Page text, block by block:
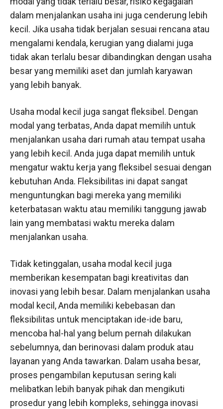
dalam menjalankan usaha ini juga cenderung lebih
kecil. Jika usaha tidak berjalan sesuai rencana atau
mengalami kendala, kerugian yang dialami juga
tidak akan terlalu besar dibandingkan dengan usaha
besar yang memiliki aset dan jumlah karyawan
yang lebih banyak.
Usaha modal kecil juga sangat fleksibel. Dengan
modal yang terbatas, Anda dapat memilih untuk
menjalankan usaha dari rumah atau tempat usaha
yang lebih kecil. Anda juga dapat memilih untuk
mengatur waktu kerja yang fleksibel sesuai dengan
kebutuhan Anda. Fleksibilitas ini dapat sangat
menguntungkan bagi mereka yang memiliki
keterbatasan waktu atau memiliki tanggung jawab
lain yang membatasi waktu mereka dalam
menjalankan usaha.
Tidak ketinggalan, usaha modal kecil juga
memberikan kesempatan bagi kreativitas dan
inovasi yang lebih besar. Dalam menjalankan usaha
modal kecil, Anda memiliki kebebasan dan
fleksibilitas untuk menciptakan ide-ide baru,
mencoba hal-hal yang belum pernah dilakukan
sebelumnya, dan berinovasi dalam produk atau
layanan yang Anda tawarkan. Dalam usaha besar,
proses pengambilan keputusan sering kali
melibatkan lebih banyak pihak dan mengikuti
prosedur yang lebih kompleks, sehingga inovasi